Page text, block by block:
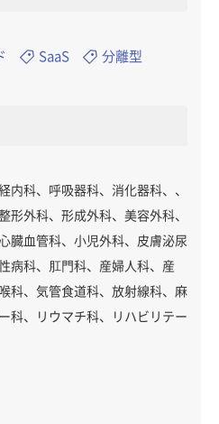
SaaS 分離型
内科、呼吸器科、消化器科、、
形外科、形成外科、美容外科、
臓血管科、小児外科、皮膚泌尿
病科、肛門科、産婦人科、産
科、気管食道科、放射線科、麻
科、リウマチ科、リハビリテー